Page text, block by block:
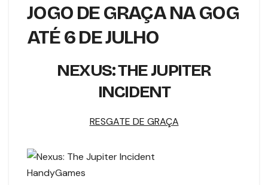
JOGO DE GRAÇA NA GOG
ATÉ 6 DE JULHO
NEXUS: THE JUPITER
INCIDENT
RESGATE DE GRAÇA
HandyGames